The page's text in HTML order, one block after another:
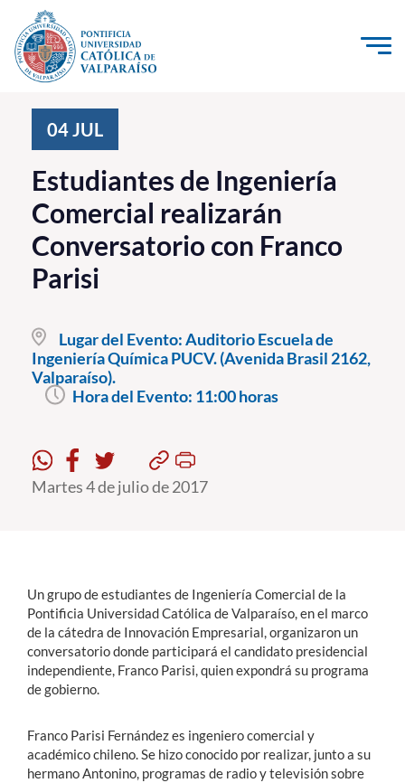
Click acá para ir directamente al contenido
Investigación, Creación e Innovación
PUCV Internacional
Vinculación con el Medio
Admisión
Pregrado
Postgrado
Formación Continua
Estudiantes
Académicos
English
04JUL
Estudiantes de Ingeniería
Comercial realizarán
Conversatorio con Franco
Parisi
Lugar del Evento:Auditorio Escuela de
Ingeniería Química PUCV. (Avenida Brasil 2162,
Valparaíso).
Hora del Evento: 11:00 horas
Martes 4 de julio de 2017
Un grupo de estudiantes de Ingeniería Comercial de la
Pontificia Universidad Católica de Valparaíso, en el marco
de la cátedra de Innovación Empresarial, organizaron un
conversatorio donde participará el candidato presidencial
independiente, Franco Parisi, quien expondrá su programa
de gobierno.
Franco Parisi Fernández es ingeniero comercial y
académico chileno. Se hizo conocido por realizar, junto a su
hermano Antonino, programas de radio y televisión sobre